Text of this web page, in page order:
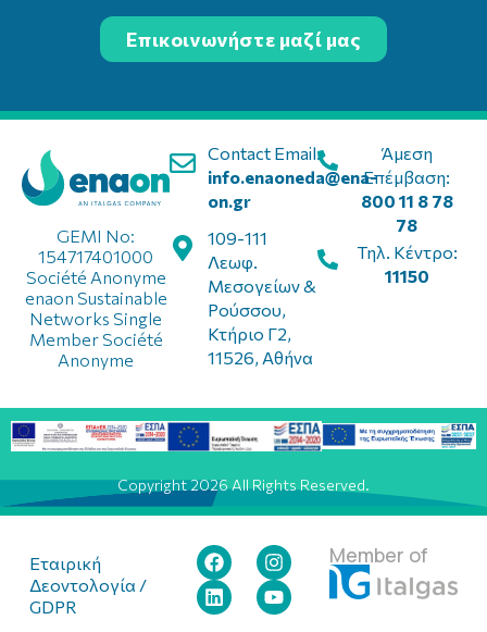
Επικοινωνήστε μαζί μας
Contact Email:
info.enaoneda@ena-
on.gr
109-111
Λεωφ.
Μεσογείων &
Ρούσσου,
Κτήριο Γ2,
11526, Αθήνα
GEMI No:
154717401000
Société Anonyme
enaon Sustainable
Networks Single
Member Société
Anonyme
Άμεση
Επέμβαση:
800 11 8 78
78
Τηλ. Κέντρο:
11150
Copyright 2026 All Rights Reserved.
Εταιρική
Δεοντολογία /
GDPR
Member of